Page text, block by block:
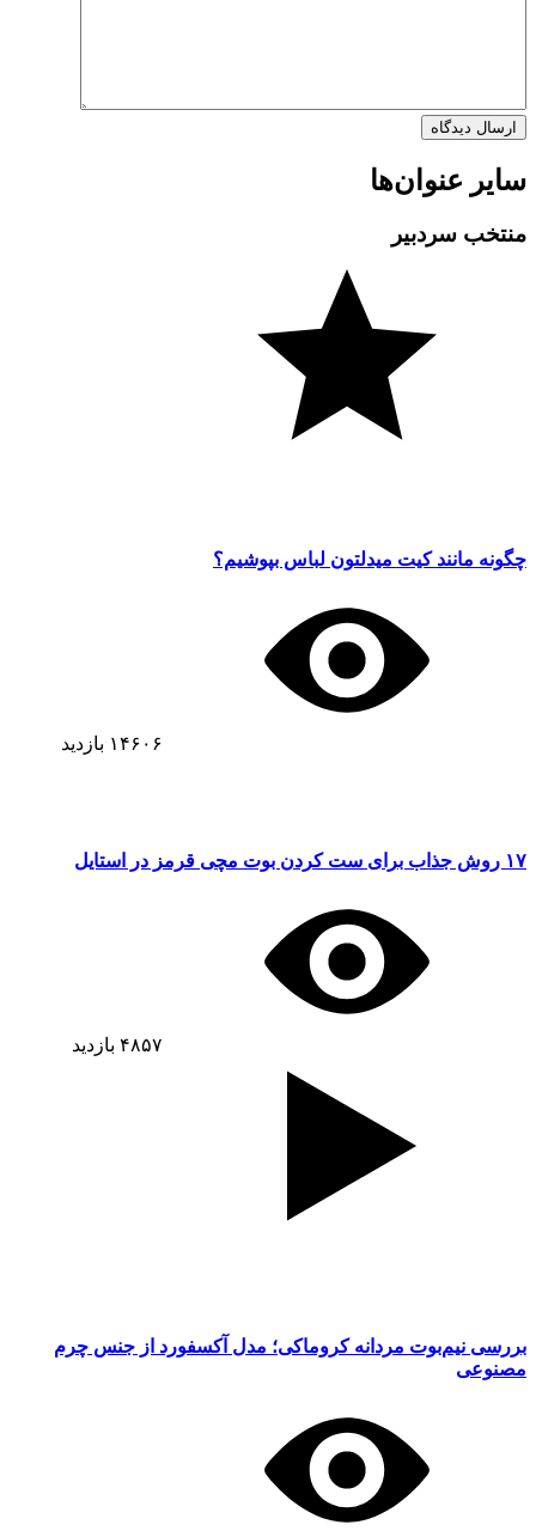
سایر عنوان‌ها
منتخب سردبیر
چگونه مانند کیت میدلتون لباس بپوشیم؟
۱۴۶۰۶ بازدید
۱۷ روش جذاب برای ست کردن بوت مچی قرمز در استایل
۴۸۵۷ بازدید
بررسی نیم‌بوت مردانه کروماکی؛ مدل آکسفورد از جنس چرم
مصنوعی